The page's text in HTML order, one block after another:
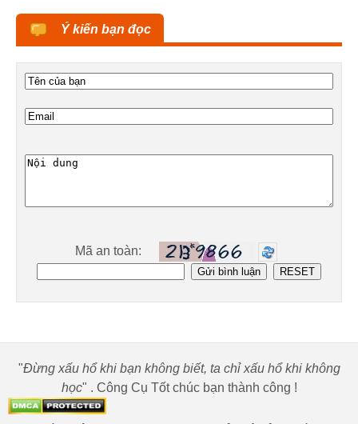
Ý kiến bạn đọc
Mã an toàn:
"Đừng xấu hổ khi bạn không biết, ta chỉ xấu hổ khi không
học" . Công Cụ Tốt chúc bạn thành công !